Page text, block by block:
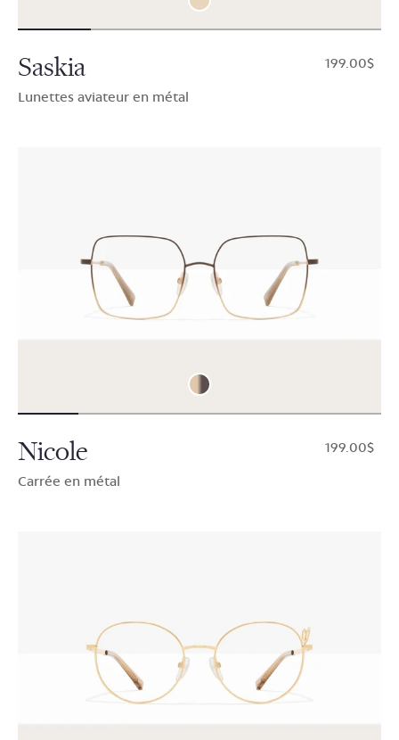
Saskia
Lunettes aviateur en métal
$199.00
Nicole
Carrée en métal
$199.00